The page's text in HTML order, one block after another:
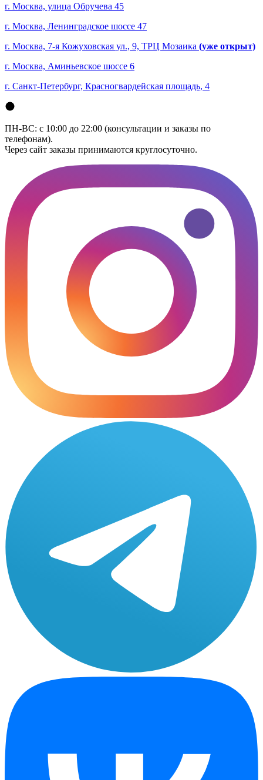
г. Москва, улица Обручева 45
г. Москва, Ленинградское шоссе 47
г. Москва, 7-я Кожуховская ул., 9, ТРЦ Мозаика (уже открыт)
г. Москва, Аминьевское шоссе 6
г. Санкт-Петербург, Красногвардейская площадь, 4
ПН-ВС: с 10:00 до 22:00 (консультации и заказы по
телефонам).
Через сайт заказы принимаются круглосуточно.